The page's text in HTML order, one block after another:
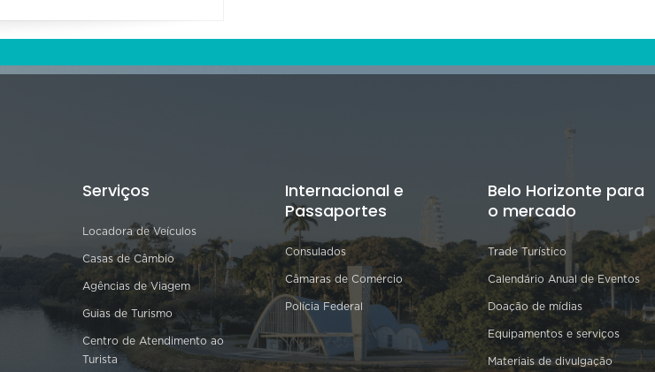
Serviços
Locadora de Veículos
Casas de Câmbio
Agências de Viagem
Guias de Turismo
Centro de Atendimento ao
Turista
Internacional e
Passaportes
Consulados
Câmaras de Comércio
Polícia Federal
Belo Horizonte para
o mercado
Trade Turístico
Calendário Anual de Eventos
Doação de mídias
Equipamentos e serviços
Materiais de divulgação